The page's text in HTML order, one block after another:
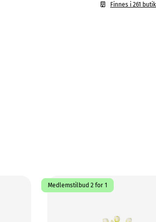
Finnes i 261
Medlemstilbud 2 for 1